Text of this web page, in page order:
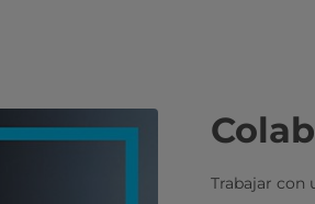
Trabajar con